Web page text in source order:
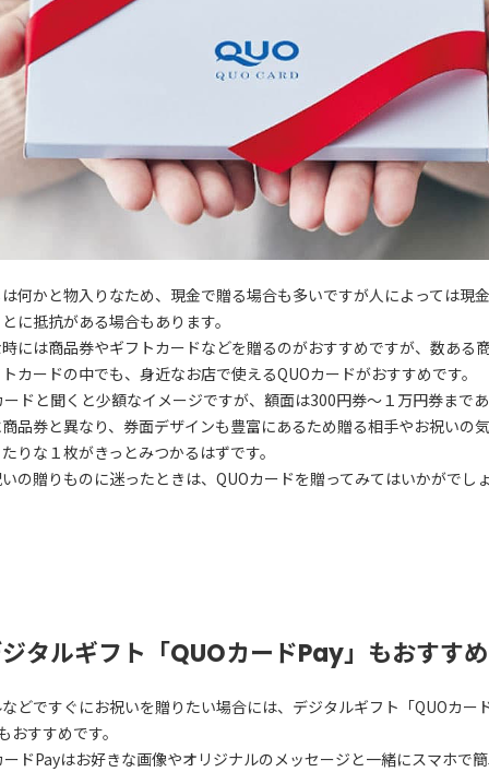
何かと物入りなため、現金で贈る場合も多いですが人によっては現
に抵抗がある場合もあります。
には商品券やギフトカードなどを贈るのがおすすめですが、数ある
カードの中でも、身近なお店で使えるQUOカードがおすすめです。
ードと聞くと少額なイメージですが、額面は300円券～１万円券まで
品券と異なり、券面デザインも豊富にあるため贈る相手やお祝いの
りな１枚がきっとみつかるはずです。
の贈りものに迷ったときは、QUOカードを贈ってみてはいかがでし
タルギフト「QUOカードPay」もおすすめ
どですぐにお祝いを贈りたい場合には、デジタルギフト「QUOカー
おすすめです。
ードPayはお好きな画像やオリジナルのメッセージと一緒にスマホで